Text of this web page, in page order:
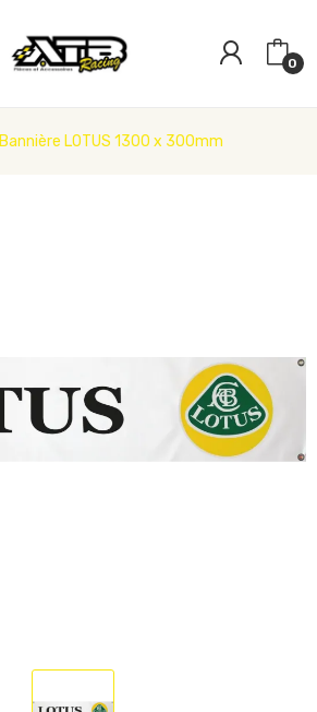
0
Bannière LOTUS 1300 x 300mm